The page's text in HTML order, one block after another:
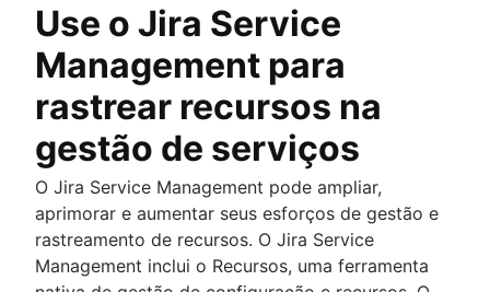
Use o Jira Service
Management para
rastrear recursos na
gestão de serviços
O Jira Service Management pode ampliar,
aprimorar e aumentar seus esforços de gestão e
rastreamento de recursos. O Jira Service
Management inclui o Recursos, uma ferramenta